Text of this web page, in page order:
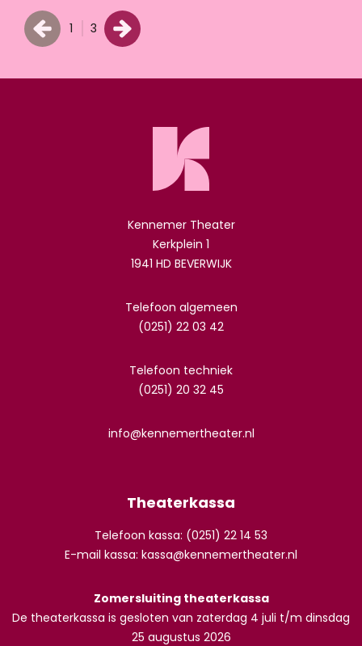
1 3
Kennemer Theater
Kerkplein 1
1941 HD BEVERWIJK
Telefoon algemeen
(0251) 22 03 42
Telefoon techniek
(0251) 20 32 45
info@kennemertheater.nl
Theaterkassa
Telefoon kassa: (0251) 22 14 53
E-mail kassa: kassa@kennemertheater.nl
Zomersluiting theaterkassa
De theaterkassa is gesloten van zaterdag 4 juli t/m dinsdag
25 augustus 2026